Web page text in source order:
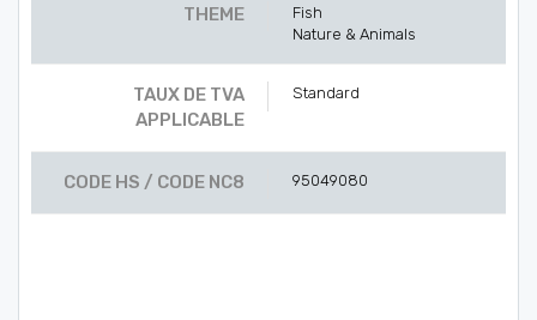
THEME
Fish
Nature & Animals
TAUX DE TVA
APPLICABLE
Standard
CODE HS / CODE NC8 95049080